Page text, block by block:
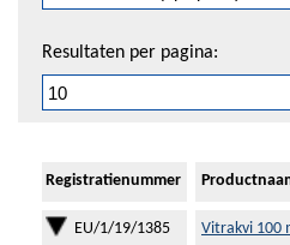
Resultaten per pagina:
Registratienummer
EU/1/19/1385
Vitrakvi 100